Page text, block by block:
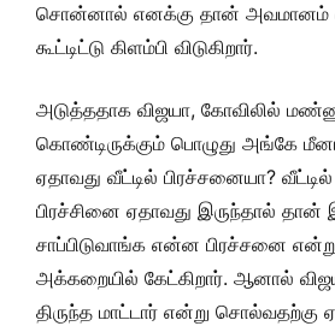
சொன்னால் எனக்கு தான் அவமானம்
கூட்டிட்டு கிளம்பி விடுகிறார்.
அடுத்ததாக விஜயா, கோவிலில்
கொண்டிருக்கும் பொழுது அங்கே
ஏதாவது வீட்டில் பிரச்சனையா?
பிரச்சினை ஏதாவது இருந்தால் தான்
சாப்பிடுவாங்க என்ன பிரச்சனை
அக்கறையில் கேட்கிறார். ஆனால்
திருந்த மாட்டார் என்று சொல்வதற்கு